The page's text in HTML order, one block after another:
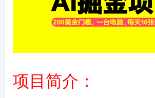
项目简介：